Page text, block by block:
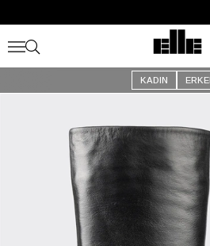
Kargo Ücretsiz!
KADIN